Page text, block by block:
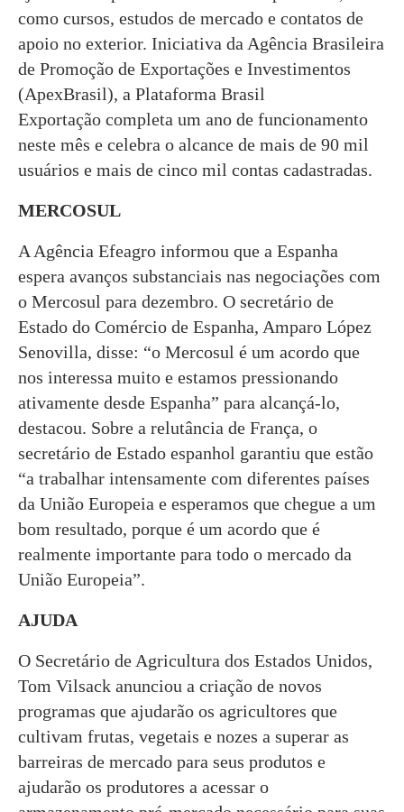
como cursos, estudos de mercado e contatos de
apoio no exterior. Iniciativa da Agência Brasileira
de Promoção de Exportações e Investimentos
(ApexBrasil), a Plataforma Brasil
Exportação completa um ano de funcionamento
neste mês e celebra o alcance de mais de 90 mil
usuários e mais de cinco mil contas cadastradas.
MERCOSUL
A Agência Efeagro informou que a Espanha
espera avanços substanciais nas negociações com
o Mercosul para dezembro. O secretário de
Estado do Comércio de Espanha, Amparo López
Senovilla, disse: “o Mercosul é um acordo que
nos interessa muito e estamos pressionando
ativamente desde Espanha” para alcançá-lo,
destacou. Sobre a relutância de França, o
secretário de Estado espanhol garantiu que estão
“a trabalhar intensamente com diferentes países
da União Europeia e esperamos que chegue a um
bom resultado, porque é um acordo que é
realmente importante para todo o mercado da
União Europeia”.
AJUDA
O Secretário de Agricultura dos Estados Unidos,
Tom Vilsack anunciou a criação de novos
programas que ajudarão os agricultores que
cultivam frutas, vegetais e nozes a superar as
barreiras de mercado para seus produtos e
ajudarão os produtores a acessar o